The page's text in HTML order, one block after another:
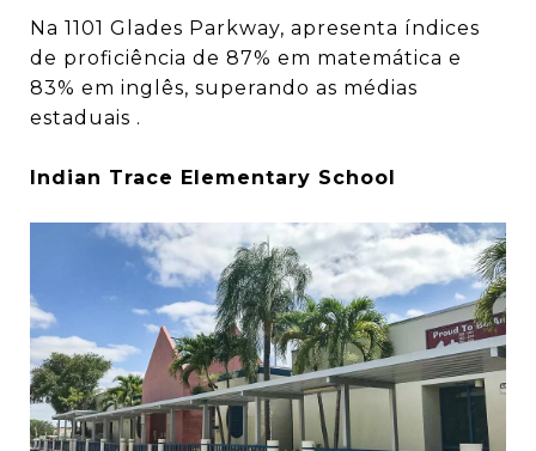
Na 1101 Glades Parkway, apresenta índices
de proficiência de 87% em matemática e
83% em inglês, superando as médias
estaduais .
Indian Trace Elementary School